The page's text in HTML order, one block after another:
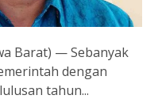
Barat) — Sebanyak
dengan
tahun...